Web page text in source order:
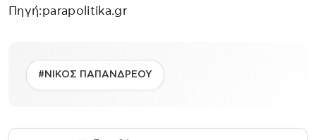
Πηγή:parapolitika.gr
#ΝΙΚΟΣ ΠΑΠΑΝΔΡΕΟΥ